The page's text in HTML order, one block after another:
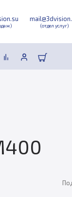
(отдел услуг)